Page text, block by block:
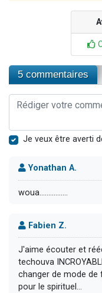
5 commentaires
Je veux être averti
Yonathan A.
woua................
Fabien Z.
J'aime écouter et
techouva
changer de mode de
pour le spirituel...